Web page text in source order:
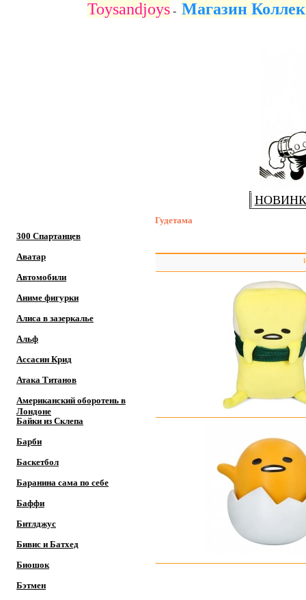
Toysandjoys - Магазин
300 Спартанцев
Аватар
Автомобили
Аниме фигурки
Алиса в зазеркалье
Альф
Ассасин Крид
Атака Титанов
Американский оборотень в
Лондоне
Байки из Склепа
Барби
Баскетбол
Баранина сама по себе
Баффи
Битлджус
Бивис и Батхед
Биошок
Бэтмен
Гудетама